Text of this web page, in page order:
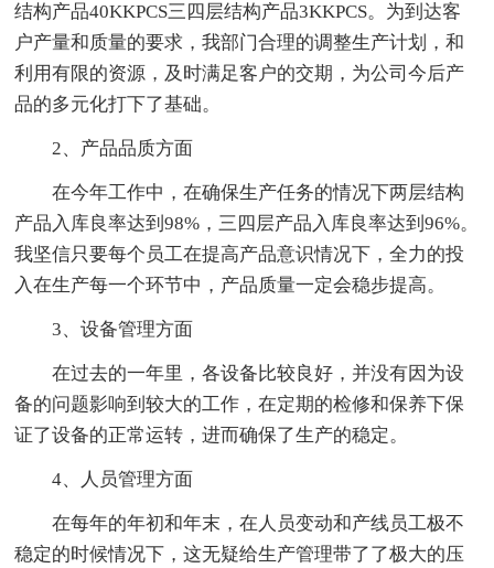
结构产品40KKPCS三四层结构产品3KKPCS。为到达客
户产量和质量的要求，我部门合理的调整生产计划，和
利用有限的资源，及时满足客户的交期，为公司今后产
品的多元化打下了基础。
2、产品品质方面
在今年工作中，在确保生产任务的情况下两层结构
产品入库良率达到98%，三四层产品入库良率达到96%。
我坚信只要每个员工在提高产品意识情况下，全力的投
入在生产每一个环节中，产品质量一定会稳步提高。
3、设备管理方面
在过去的一年里，各设备比较良好，并没有因为设
备的问题影响到较大的工作，在定期的检修和保养下保
证了设备的正常运转，进而确保了生产的稳定。
4、人员管理方面
在每年的年初和年末，在人员变动和产线员工极不
稳定的时候情况下，这无疑给生产管理带了了极大的压